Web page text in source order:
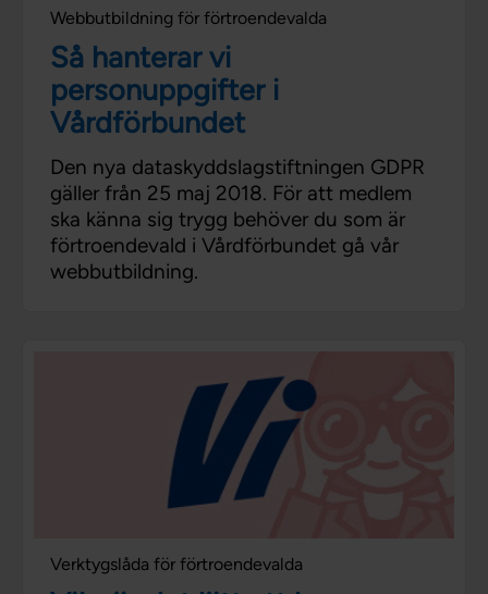
Webbutbildning för förtroendevalda
Så hanterar vi
personuppgifter i
Vårdförbundet
Den nya dataskyddslagstiftningen GDPR
gäller från 25 maj 2018. För att medlem
ska känna sig trygg behöver du som är
förtroendevald i Vårdförbundet gå vår
webbutbildning.
Verktygslåda för förtroendevalda